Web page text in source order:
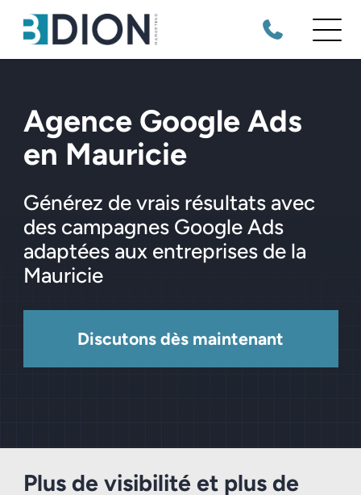
Agence Google Ads
en Mauricie
Générez de vrais résultats avec
des campagnes Google Ads
adaptées aux entreprises de la
Mauricie
Discutons dès maintenant
Plus de visibilité et plus de